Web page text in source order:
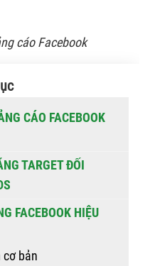
cáo Facebook
CÁO FACEBOOK
TARGET ĐỐI
FACEBOOK HIỆU
cơ bản